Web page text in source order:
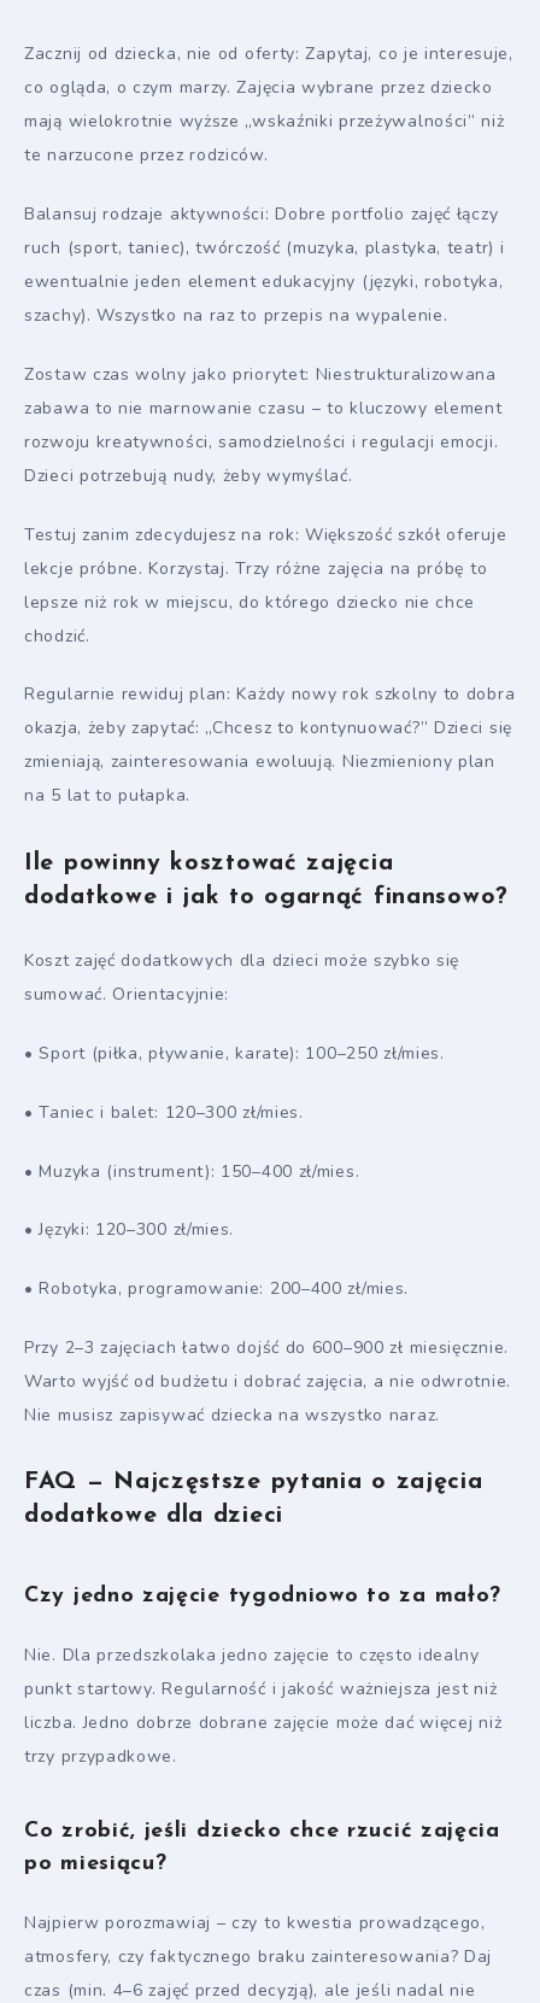
Zacznij od dziecka, nie od oferty: Zapytaj, co je interesuje,
co ogląda, o czym marzy. Zajęcia wybrane przez dziecko
mają wielokrotnie wyższe „wskaźniki przeżywalności” niż
te narzucone przez rodziców.
Balansuj rodzaje aktywności: Dobre portfolio zajęć łączy
ruch (sport, taniec), twórczość (muzyka, plastyka, teatr) i
ewentualnie jeden element edukacyjny (języki, robotyka,
szachy). Wszystko na raz to przepis na wypalenie.
Zostaw czas wolny jako priorytet: Niestrukturalizowana
zabawa to nie marnowanie czasu – to kluczowy element
rozwoju kreatywności, samodzielności i regulacji emocji.
Dzieci potrzebują nudy, żeby wymyślać.
Testuj zanim zdecydujesz na rok: Większość szkół oferuje
lekcje próbne. Korzystaj. Trzy różne zajęcia na próbę to
lepsze niż rok w miejscu, do którego dziecko nie chce
chodzić.
Regularnie rewiduj plan: Każdy nowy rok szkolny to dobra
okazja, żeby zapytać: „Chcesz to kontynuować?” Dzieci się
zmieniają, zainteresowania ewoluują. Niezmieniony plan
na 5 lat to pułapka.
Ile powinny kosztować zajęcia
dodatkowe i jak to ogarnąć finansowo?
Koszt zajęć dodatkowych dla dzieci może szybko się
sumować. Orientacyjnie:
• Sport (piłka, pływanie, karate): 100–250 zł/mies.
• Taniec i balet: 120–300 zł/mies.
• Muzyka (instrument): 150–400 zł/mies.
• Języki: 120–300 zł/mies.
• Robotyka, programowanie: 200–400 zł/mies.
Przy 2–3 zajęciach łatwo dojść do 600–900 zł miesięcznie.
Warto wyjść od budżetu i dobrać zajęcia, a nie odwrotnie.
Nie musisz zapisywać dziecka na wszystko naraz.
FAQ — Najczęstsze pytania o zajęcia
dodatkowe dla dzieci
Czy jedno zajęcie tygodniowo to za mało?
Nie. Dla przedszkolaka jedno zajęcie to często idealny
punkt startowy. Regularność i jakość ważniejsza jest niż
liczba. Jedno dobrze dobrane zajęcie może dać więcej niż
trzy przypadkowe.
Co zrobić, jeśli dziecko chce rzucić zajęcia
po miesiącu?
Najpierw porozmawiaj – czy to kwestia prowadzącego,
atmosfery, czy faktycznego braku zainteresowania? Daj
czas (min. 4–6 zajęć przed decyzją), ale jeśli nadal nie